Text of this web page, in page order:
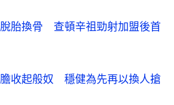
胎換骨　查頓辛祖勁射加盟後首
收起般奴　穩健為先再以換人搶